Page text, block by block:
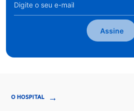
Assine
O HOSPITAL →